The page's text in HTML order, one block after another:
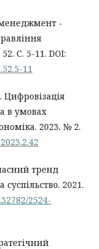
-
С. 5-11. DOI:
11
Цифровізація
в умовах
2023. № 2.
тренд
2021.
2524-